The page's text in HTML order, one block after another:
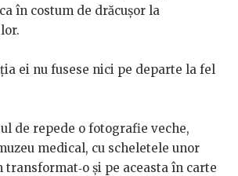
în costum de drăcuşor la
ei nu fusese nici pe departe la fel
de repede o fotografie veche,
medical, cu scheletele unor
şi pe aceasta în carte